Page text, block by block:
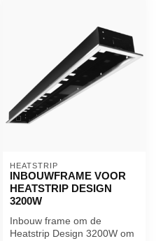
HEATSTRIP
INBOUWFRAME VOOR
HEATSTRIP DESIGN
3200W
Inbouw frame om de
Heatstrip Design 3200W om